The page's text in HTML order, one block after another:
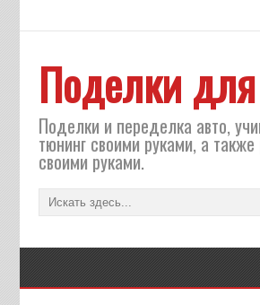
Поделки
Поделки и переделка авто,
тюнинг своими руками, а
своими руками.